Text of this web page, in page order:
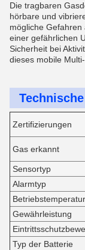
Die tragbaren
hörbare und
mögliche
einer gefährlichen
Sicherheit bei
dieses mobile
Zertifizierungen
Gas erkannt
Sensortyp
Alarmtyp
Betriebstemperatur
Gewährleistung
Typ der Batterie